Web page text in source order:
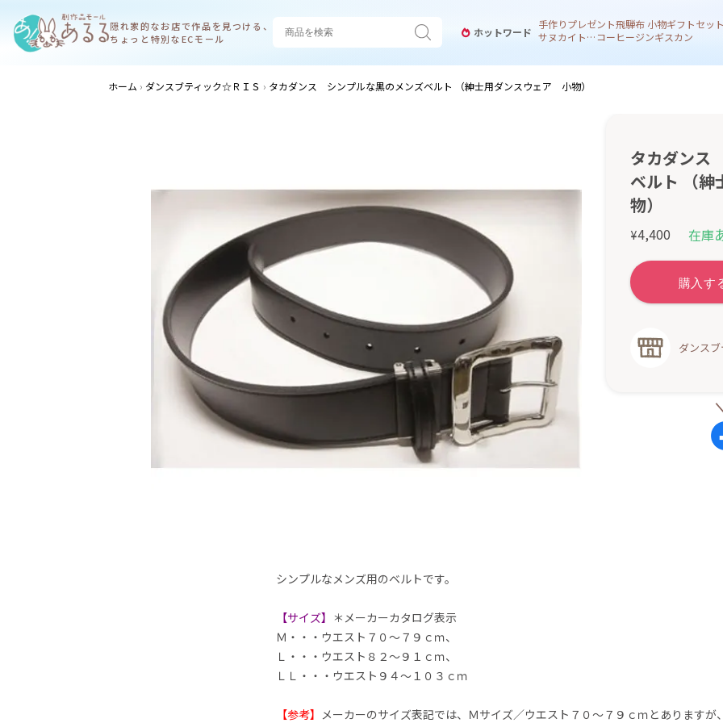
隠れ家的なお店で作品を見つける、
ちょっと特別なECモール
ホットワード
手作りプレゼント飛騨布 小物ギフトセッ
サヌカイト 風鈴コーヒージンギスカン
ホーム ダンスブティック☆ＲＩＳ タカダンス シンプルな黒のメンズベルト （紳士用ダンスウェア 小物）
タカダンス
ベルト （
物）
¥4,400 在庫
ダンス
シンプルなメンズ用のベルトです。
【サイズ】 ＊メーカーカタログ表示
Ｍ・・・ウエスト７０〜７９ｃｍ、
Ｌ・・・ウエスト８２〜９１ｃｍ、
ＬＬ・・・ウエスト９４〜１０３ｃｍ
【参考】 メーカーのサイズ表記では、Ｍサイズ／ウエスト７０〜７９ｃｍとありますが